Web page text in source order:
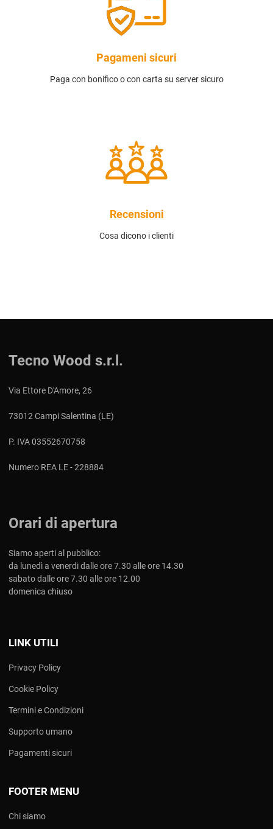
Pagameni sicuri
Paga con bonifico o con carta su server sicuro
Recensioni
Cosa dicono i clienti
Tecno Wood s.r.l.
Via Ettore D'Amore, 26
73012 Campi Salentina (LE)
P. IVA 03552670758
Numero REA LE - 228884
Orari di apertura
Siamo aperti al pubblico:
da lunedì a venerdi dalle ore 7.30 alle ore 14.30
sabato dalle ore 7.30 alle ore 12.00
domenica chiuso
LINK UTILI
Privacy Policy
Cookie Policy
Termini e Condizioni
Supporto umano
Pagamenti sicuri
FOOTER MENU
Chi siamo